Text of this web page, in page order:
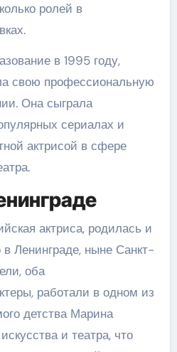
ролей в
в 1995 году,
свою профессиональную
Она сыграла
сериалах и
актрисой в сфере
актриса, родилась и
в Ленинграде, ныне Санкт-
оба
работали в одном из
детства Марина
и театра, что